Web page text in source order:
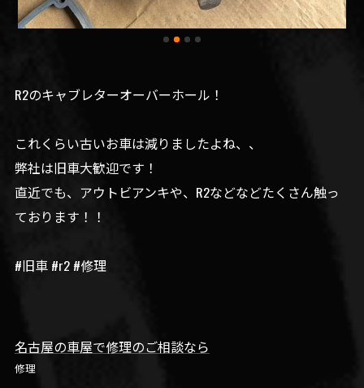
R2のキャブレターオーバーホール！
これくらい古いお車は減りましたよね、、
弊社は旧車大歓迎です！
直近でも、アウトビアンキや、R2などなどたくさん触っ
ております！！
#旧車 #r2 #修理
名古屋の車屋で修理のご相談なら
修理